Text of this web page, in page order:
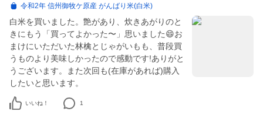
令和2年 信州御牧ケ原産 がんばり米(白米)
白米を買いました。艶があり、炊きあがりのと
きにもう「買ってよかった〜」思いました😄お
まけにいただいた林檎とじゃがいもも、普段買
うものより美味しかったので感動です!ありがと
うございます。また次回も(在庫があれば)購入
したいと思います。
いいね！ 1